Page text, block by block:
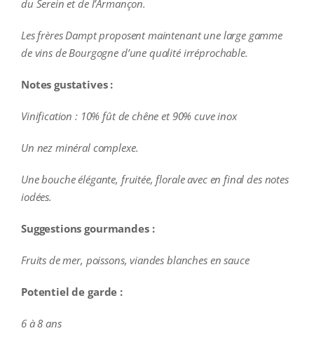
du Serein et de l’Armançon.
Les frères Dampt proposent maintenant une large gamme
de vins de Bourgogne d’une qualité irréprochable.
Notes gustatives :
Vinification : 10% fût de chêne et 90% cuve inox
Un nez minéral complexe.
Une bouche élégante, fruitée, florale avec en final des notes
iodées.
Suggestions gourmandes :
Fruits de mer, poissons, viandes blanches en sauce
Potentiel de garde :
6 à 8 ans